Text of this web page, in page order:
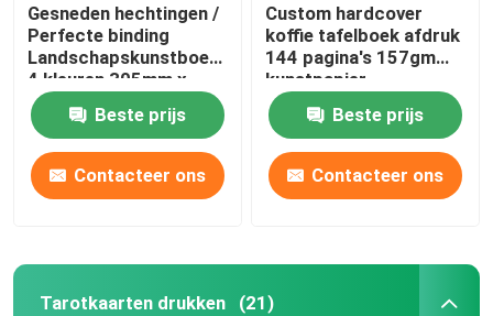
Gesneden hechtingen /
Perfecte binding
Landschapskunstboeken
4 kleuren 305mm x
229mm
Beste prijs
Contacteer ons
Custom hardcover
koffie tafelboek afdruk
144 pagina's 157gm
kunstpapier
Beste prijs
Contacteer ons
Tarotkaarten drukken (21)